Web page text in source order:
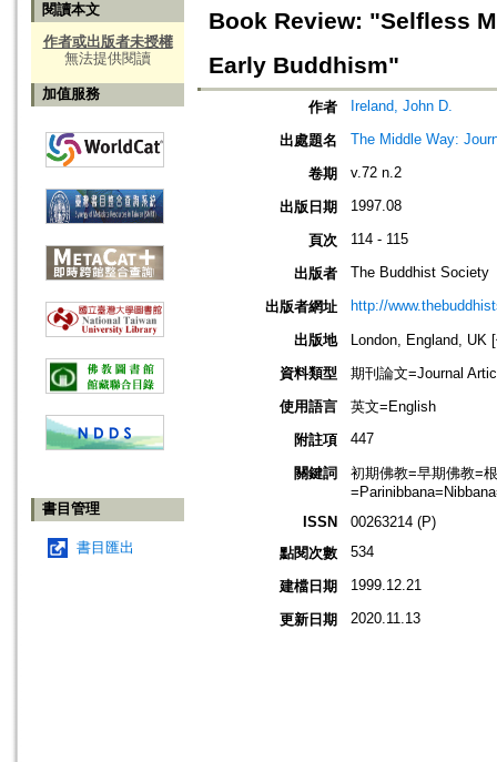
閱讀本文
作者或出版者未授權
無法提供閱讀
加值服務
書目管理
書目匯出
Book Review: "Selfless
Early Buddhism"
作者 Ireland, John D.
出處題名 The Middle Way:
卷期 v.72 n.2
出版日期 1997.08
頁次 114 - 115
出版者 The Buddhist Society
出版者網址 http://
出版地
London, England, UK
資料類型
期刊論文=Journal
使用語言
英文=English
附註項
447
關鍵詞
初期佛教=早期佛教=
ISSN
00263214 (P)
點閱次數
534
建檔日期 1999.12.21
更新日期 2020.11.13